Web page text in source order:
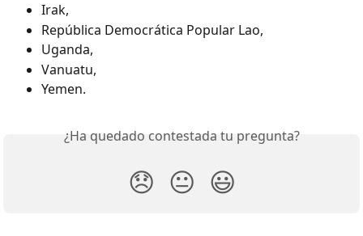
Irak,
República Democrática Popular Lao,
Uganda,
Vanuatu,
Yemen.
¿Ha quedado contestada tu pregunta?
😞 😐 😃